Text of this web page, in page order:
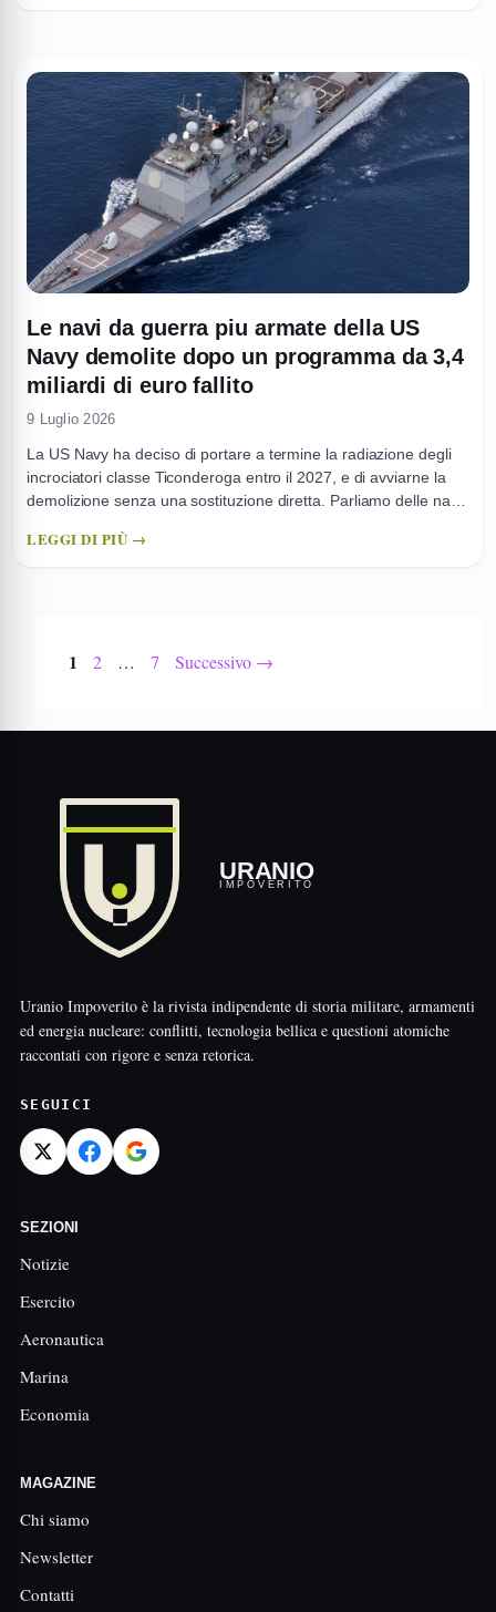
Le navi da guerra piu armate della US
Navy demolite dopo un programma da 3,4
miliardi di euro fallito
9 Luglio 2026
La US Navy ha deciso di portare a termine la radiazione degli
incrociatori classe Ticonderoga entro il 2027, e di avviarne la
demolizione senza una sostituzione diretta. Parliamo delle navi
per numero di celle di lancio verticale e per il ruolo di comando
LEGGI DI PIÙ →
Pagina
1 Pagina
2 … Pagina
7 Successivo →
URANIO
IMPOVERITO
Uranio Impoverito è la rivista indipendente di storia militare, armamenti
ed energia nucleare: conflitti, tecnologia bellica e questioni atomiche
raccontati con rigore e senza retorica.
SEGUICI
SEZIONI
Notizie
Esercito
Aeronautica
Marina
Economia
MAGAZINE
Chi siamo
Newsletter
Contatti